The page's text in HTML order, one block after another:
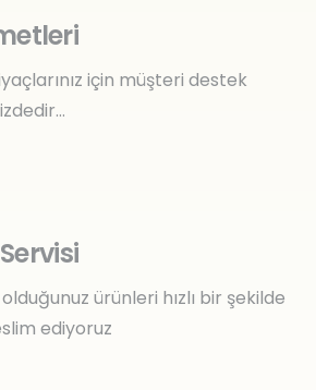
için müşteri destek
ürünleri hızlı bir şekilde
ediyoruz